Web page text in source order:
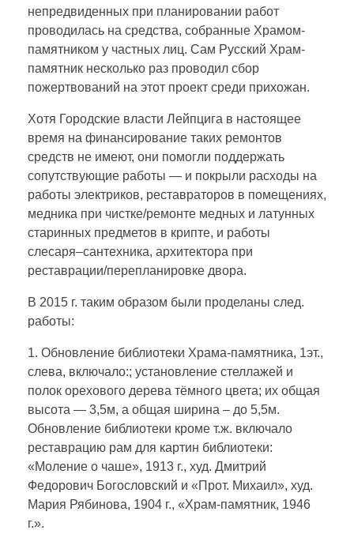
непредвиденных при планировании работ
проводилась на средства, собранные Храмом-
памятником у частных лиц. Сам Русский Храм-
памятник несколько раз проводил сбор
пожертвований на этот проект среди прихожан.
Хотя Городские власти Лейпцига в настоящее
время на финансирование таких ремонтов
средств не имеют, они помогли поддержать
сопутствующие работы — и покрыли расходы на
работы электриков, реставраторов в помещениях,
медника при чистке/ремонте медных и латунных
старинных предметов в крипте, и работы
слесаря–сантехника, архитектора при
реставрации/перепланировке двора.
В 2015 г. таким образом были проделаны след.
работы:
1. Обновление библиотеки Храма-памятника, 1эт.,
слева, включало:; установление стеллажей и
полок орехового дерева тёмного цвета; их общая
высота — 3,5м, а общая ширина – до 5,5м.
Обновление библиотеки кроме т.ж. включало
реставрацию рам для картин библиотеки:
«Моление о чаше», 1913 г., худ. Дмитрий
Федорович Богословский и «Прот. Михаил», худ.
Мария Рябинова, 1904 г., «Храм-памятник, 1946
г.».